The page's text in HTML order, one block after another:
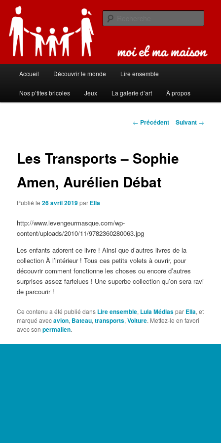
contenu
principalMoi et ma maison
Carnet de bord de famille
principal
Accueil Découvrir le monde Lire ensemble
Nos p’tites bricoles Jeux La galerie d’art À propos
Navigation
← Précédent Suivant →
Les Transports – Sophie
Amen, Aurélien Débat
Publié le26 avril 2019par Ella
http://www.levengeurmasque.com/wp-
content/uploads/2010/11/9782360280063.jpg
Les enfants adorent ce livre ! Ainsi que d’autres livres de la
collection À l’intérieur ! Tous ces petits volets à ouvrir, pour
découvrir comment fonctionne les choses ou encore d’autres
surprises assez farfelues ! Une superbe collection qu’on sera ravi
de parcourir !
Ce contenu a été publié dans Lire ensemble, Lula Médiaspar Ella, et
marqué avecavion, Bateau,transports,Voiture. Mettez-le en favori
avec sonpermalien.